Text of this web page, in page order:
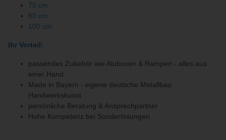
70 cm
80 cm
100 cm
Ihr Vorteil:
passendes Zubehör wie Aluboxen & Rampen - alles aus
einer Hand
Made in Bayern - eigene deutsche Metallbau
Handwerkskunst
persönliche Beratung & Ansprechpartner
Hohe Kompetenz bei Sonderlösungen